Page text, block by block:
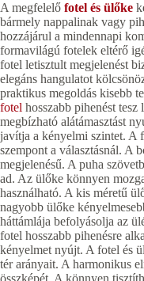
A megfelelő fotel és ülőke
bármely nappalinak vagy
hozzájárul a mindennapi
formavilágú fotelek eltérő
fotel letisztult megjelenést
elegáns hangulatot
praktikus megoldás kisebb
fotel hosszabb pihenést
megbízható alátámasztást
javítja a kényelmi szintet. A
szempont a választásnál. A
megjelenésű. A puha
ad. Az ülőke könnyen
használható. A kis méretű
nagyobb ülőke
háttámlája befolyásolja az
fotel hosszabb pihenésre
kényelmet nyújt. A fotel és
tér arányait. A harmonikus